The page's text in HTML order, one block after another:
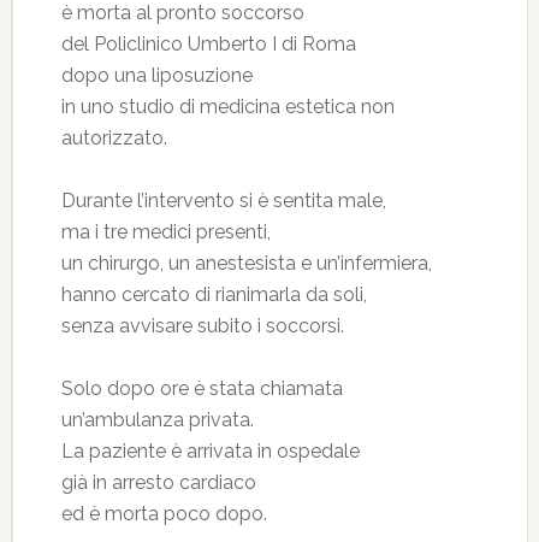
è morta al pronto soccorso
del Policlinico Umberto I di Roma
dopo una liposuzione
in uno studio di medicina estetica non
autorizzato.
Durante l’intervento si è sentita male,
ma i tre medici presenti,
un chirurgo, un anestesista e un’infermiera,
hanno cercato di rianimarla da soli,
senza avvisare subito i soccorsi.
Solo dopo ore è stata chiamata
un’ambulanza privata.
La paziente è arrivata in ospedale
già in arresto cardiaco
ed è morta poco dopo.